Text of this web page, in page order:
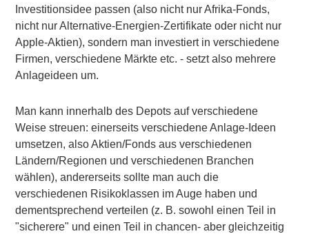
Investitionsidee passen (also nicht nur Afrika-Fonds,
nicht nur Alternative-Energien-Zertifikate oder nicht nur
Apple-Aktien), sondern man investiert in verschiedene
Firmen, verschiedene Märkte etc. - setzt also mehrere
Anlageideen um.
Man kann innerhalb des Depots auf verschiedene
Weise streuen: einerseits verschiedene Anlage-Ideen
umsetzen, also Aktien/Fonds aus verschiedenen
Ländern/Regionen und verschiedenen Branchen
wählen), andererseits sollte man auch die
verschiedenen Risikoklassen im Auge haben und
dementsprechend verteilen (z. B. sowohl einen Teil in
"sicherere" und einen Teil in chancen- aber gleichzeitig